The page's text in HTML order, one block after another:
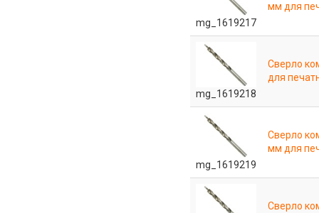
mg_1619217
мм для
mg_1619218
Сверло
для
mg_1619219
Сверло
мм для
Сверло